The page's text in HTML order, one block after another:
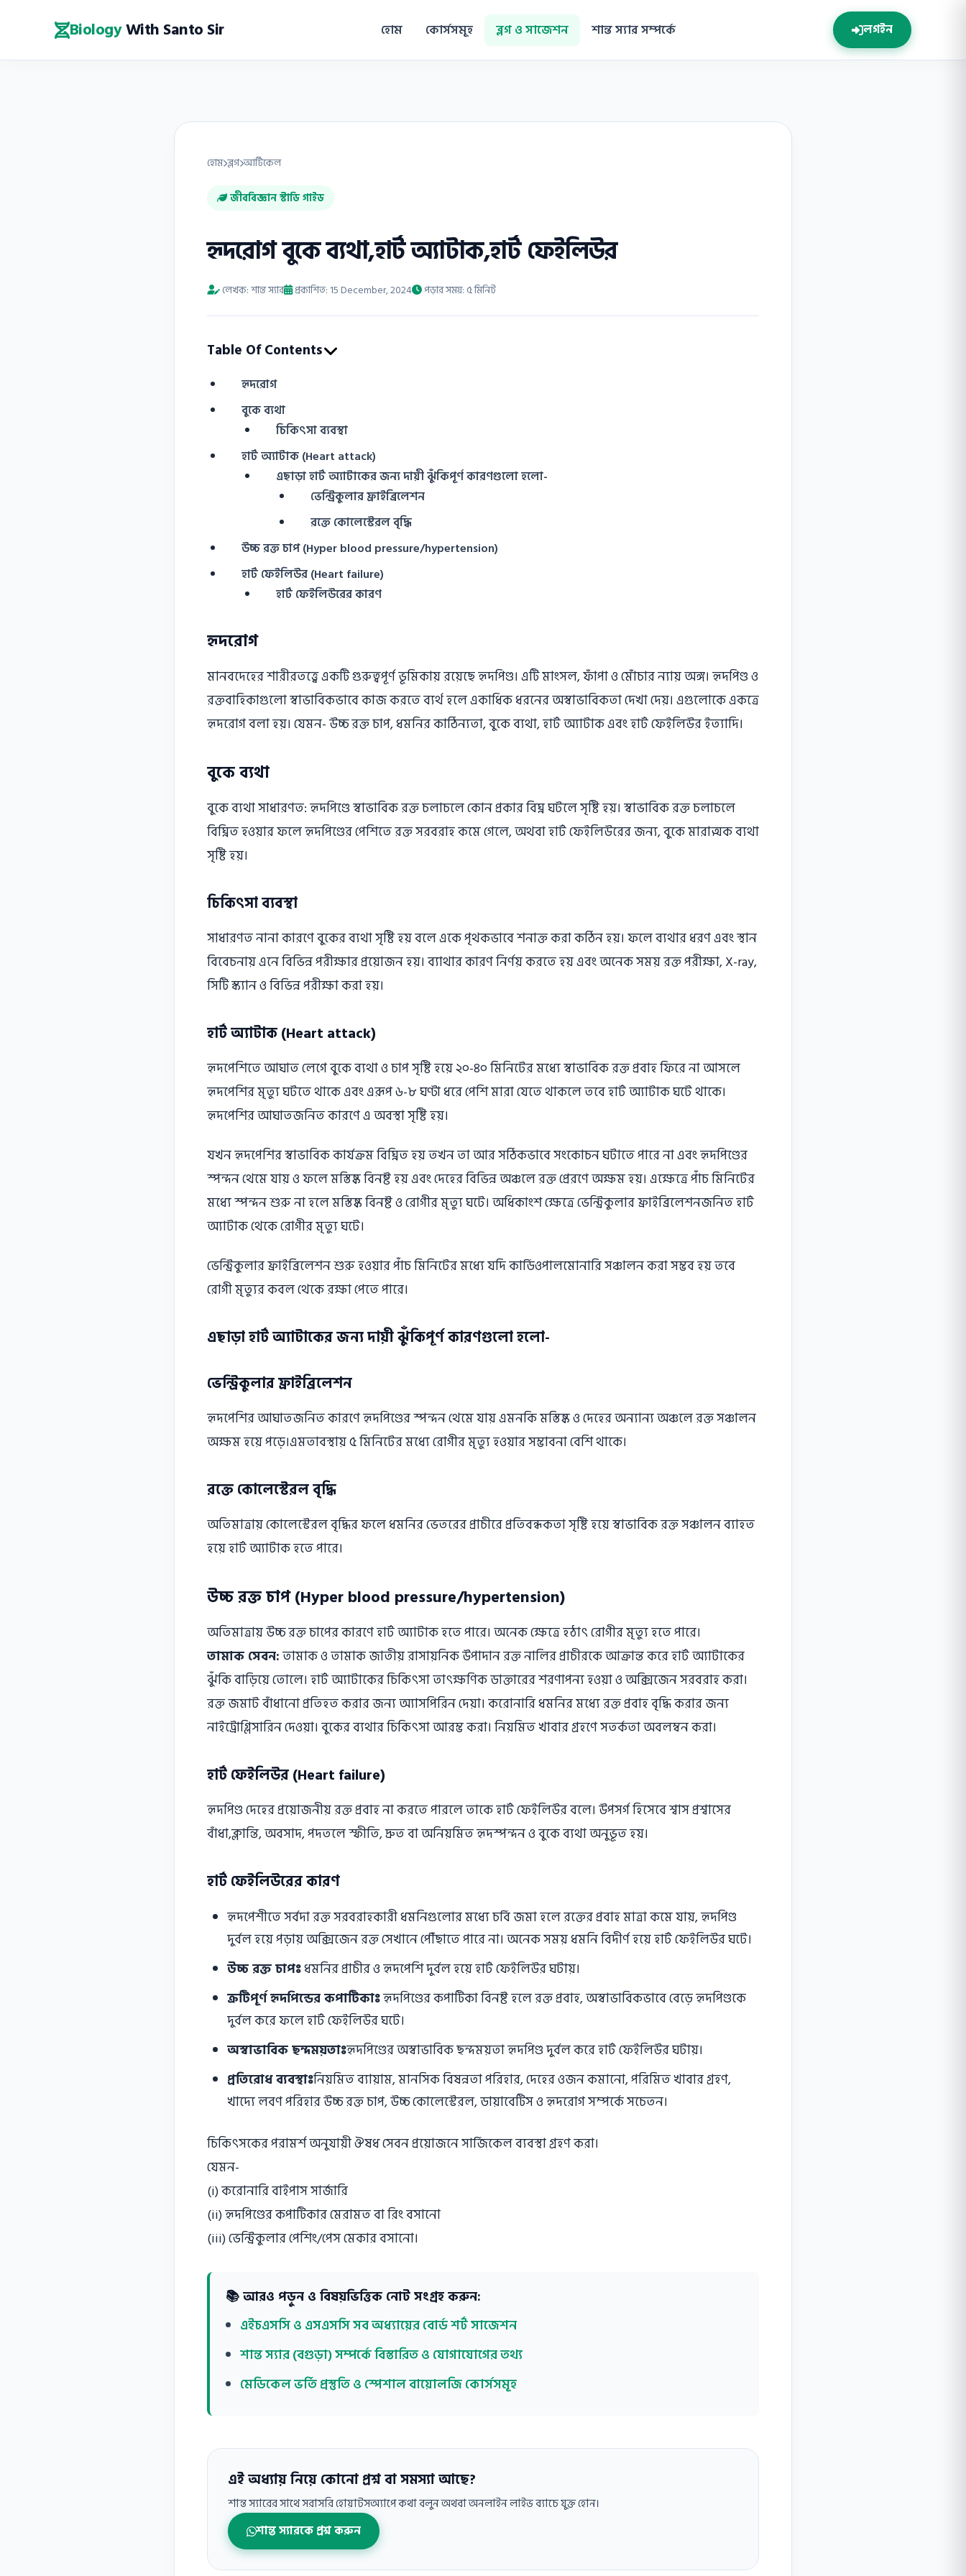
BiologyWith Santo Sir হোম কোর্সসমূহ ব্লগ ও সাজেশন শান্ত স্যার সম্পর্কে লগইন
হোম ব্লগ আর্টিকেল
জীববিজ্ঞান স্টাডি গাইড
হৃদরােগ বুকে ব্যথা,হার্ট অ্যাটাক,হার্ট ফেইলিউর
লেখক: শান্ত স্যার প্রকাশিত: 15 December, 2024 পড়ার সময়: ৫ মিনিট
Table Of Contents
হৃদরােগ
বুকে ব্যথা
চিকিৎসা ব্যবস্থা
হার্ট অ্যাটাক (Heart attack)
এছাড়া হার্ট অ্যাটাকের জন্য দায়ী ঝুঁকিপূর্ণ কারণগুলাে হলাে-
ভেন্ট্রিকুলার ফ্রাইব্রিলেশন
রক্তে কোলেস্টেরল বৃদ্ধি
উচ্চ রক্ত চাপ (Hyper blood pressure/hypertension)
হার্ট ফেইলিউর (Heart failure)
হার্ট ফেইলিউরের কারণ
হৃদরােগ
মানবদেহের শারীরতত্ত্বে একটি গুরুত্বপূর্ণ ভূমিকায় রয়েছে হৃদপিণ্ড। এটি মাংসল, ফাঁপা ও মোঁচার ন্যায় অঙ্গ। হৃদপিণ্ড ও
রক্তবাহিকাগুলাে স্বাভাবিকভাবে কাজ করতে ব্যর্থ হলে একাধিক ধরনের অস্বাভাবিকতা দেখা দেয়। এগুলােকে একত্রে
হৃদরােগ বলা হয়। যেমন- উচ্চ রক্ত চাপ, ধমনির কাঠিন্যতা, বুকে ব্যথা, হার্ট অ্যাটাক এবং হার্ট ফেইলিউর ইত্যাদি।
বুকে ব্যথা
বুকে ব্যথা সাধারণত: হৃদপিণ্ডে স্বাভাবিক রক্ত চলাচলে কোন প্রকার বিঘ্ন ঘটলে সৃষ্টি হয়। স্বাভাবিক রক্ত চলাচলে
বিঘ্নিত হওয়ার ফলে হৃদপিণ্ডের পেশিতে রক্ত সরবরাহ কমে গেলে, অথবা হার্ট ফেইলিউরের জন্য, বুকে মারাত্মক ব্যথা
সৃষ্টি হয়।
চিকিৎসা ব্যবস্থা
সাধারণত নানা কারণে বুকের ব্যথা সৃষ্টি হয় বলে একে পৃথকভাবে শনাক্ত করা কঠিন হয়। ফলে ব্যথার ধরণ এবং স্থান
বিবেচনায় এনে বিভিন্ন পরীক্ষার প্রয়ােজন হয়। ব্যাথার কারণ নির্ণয় করতে হয় এবং অনেক সময় রক্ত পরীক্ষা, X-ray,
সিটি স্ক্যান ও বিভিন্ন পরীক্ষা করা হয়।
হার্ট অ্যাটাক (Heart attack)
হৃদপেশিতে আঘাত লেগে বুকে ব্যথা ও চাপ সৃষ্টি হয়ে ২০-৪০ মিনিটের মধ্যে স্বাভাবিক রক্ত প্রবাহ ফিরে না আসলে
হৃদপেশির মৃত্যু ঘটতে থাকে এবং এরূপ ৬-৮ ঘণ্টা ধরে পেশি মারা যেতে থাকলে তবে হার্ট অ্যাটাক ঘটে থাকে।
হৃদপেশির আঘাতজনিত কারণে এ অবস্থা সৃষ্টি হয়।
যখন হৃদপেশির স্বাভাবিক কার্যক্রম বিঘ্নিত হয় তখন তা আর সঠিকভাবে সংকোচন ঘটাতে পারে না এবং হৃদপিণ্ডের
স্পন্দন থেমে যায় ও ফলে মস্তিষ্ক বিনষ্ট হয় এবং দেহের বিভিন্ন অঞ্চলে রক্ত প্রেরণে অক্ষম হয়। এক্ষেত্রে পাঁচ মিনিটের
মধ্যে স্পন্দন শুরু না হলে মস্তিষ্ক বিনষ্ট ও রােগীর মৃত্যু ঘটে। অধিকাংশ ক্ষেত্রে ভেন্ট্রিকুলার ফ্রাইব্রিলেশনজনিত হার্ট
অ্যাটাক থেকে রােগীর মৃত্যু ঘটে।
ভেন্ট্রিকুলার ফ্রাইব্রিলেশন শুরু হওয়ার পাঁচ মিনিটের মধ্যে যদি কার্ডিওপালমােনারি সঞ্চালন করা সম্ভব হয় তবে
রােগী মৃত্যুর কবল থেকে রক্ষা পেতে পারে।
এছাড়া হার্ট অ্যাটাকের জন্য দায়ী ঝুঁকিপূর্ণ কারণগুলাে হলাে-
ভেন্ট্রিকুলার ফ্রাইব্রিলেশন
হৃদপেশির আঘাতজনিত কারণে হৃদপিণ্ডের স্পন্দন থেমে যায় এমনকি মস্তিষ্ক ও দেহের অন্যান্য অঞ্চলে রক্ত সঞ্চালন
অক্ষম হয়ে পড়ে।এমতাবস্থায় ৫ মিনিটের মধ্যে রােগীর মৃত্যু হওয়ার সম্ভাবনা বেশি থাকে।
রক্তে কোলেস্টেরল বৃদ্ধি
অতিমাত্রায় কোলেস্টেরল বৃদ্ধির ফলে ধমনির ভেতরের প্রাচীরে প্রতিবন্ধকতা সৃষ্টি হয়ে স্বাভাবিক রক্ত সঞ্চালন ব্যাহত
হয়ে হার্ট অ্যাটাক হতে পারে।
উচ্চ রক্ত চাপ (Hyper blood pressure/hypertension)
অতিমাত্রায় উচ্চ রক্ত চাপের কারণে হার্ট অ্যাটাক হতে পারে। অনেক ক্ষেত্রে হঠাৎ রােগীর মৃত্যু হতে পারে।
তামাক সেবন:তামাক ও তামাক জাতীয় রাসায়নিক উপাদান রক্ত নালির প্রাচীরকে আক্রান্ত করে হার্ট অ্যাটাকের
ঝুঁকি বাড়িয়ে তােলে। হার্ট অ্যাটাকের চিকিৎসা তাৎক্ষণিক ডাক্তারের শরণাপন্য হওয়া ও অক্সিজেন সরবরাহ করা।
রক্ত জমাট বাঁধানাে প্রতিহত করার জন্য অ্যাসপিরিন দেয়া। করােনারি ধমনির মধ্যে রক্ত প্রবাহ বৃদ্ধি করার জন্য
নাইট্রোগ্লিসারিন দেওয়া। বুকের ব্যথার চিকিৎসা আরম্ভ করা। নিয়মিত খাবার গ্রহণে সতর্কতা অবলম্বন করা।
হার্ট ফেইলিউর (Heart failure)
হৃদপিণ্ড দেহের প্রয়ােজনীয় রক্ত প্রবাহ না করতে পারলে তাকে হার্ট ফেইলিউর বলে। উপসর্গ হিসেবে শ্বাস প্রশ্বাসের
বাঁধা,ক্লান্তি, অবসাদ, পদতলে স্ফীতি, দ্রুত বা অনিয়মিত হৃদস্পন্দন ও বুকে ব্যথা অনুভূত হয়।
হার্ট ফেইলিউরের কারণ
হৃদপেশীতে সর্বদা রক্ত সরবরাহকারী ধমনিগুলাের মধ্যে চর্বি জমা হলে রক্তের প্রবাহ মাত্রা কমে যায়, হৃদপিণ্ড
দুর্বল হয়ে পড়ায় অক্সিজেন রক্ত সেখানে পৌঁছাতে পারে না। অনেক সময় ধমনি বিদীর্ণ হয়ে হার্ট ফেইলিউর ঘটে।
উচ্চ রক্ত চাপঃধমনির প্রাচীর ও হৃদপেশি দুর্বল হয়ে হার্ট ফেইলিউর ঘটায়।
ক্রটিপূর্ণ হৃদপিন্ডের কপাটিকাঃহৃদপিণ্ডের কপাটিকা বিনষ্ট হলে রক্ত প্রবাহ, অস্বাভাবিকভাবে বেড়ে হৃদপিণ্ডকে
দুর্বল করে ফলে হার্ট ফেইলিউর ঘটে।
অস্বাভাবিক ছন্দময়তাঃহৃদপিণ্ডের অস্বাভাবিক ছন্দময়তা হৃদপিণ্ড দুর্বল করে হার্ট ফেইলিউর ঘটায়।
প্রতিরােধ ব্যবস্থাঃনিয়মিত ব্যায়াম, মানসিক বিষন্নতা পরিহার, দেহের ওজন কমানাে, পরিমিত খাবার গ্রহণ,
খাদ্যে লবণ পরিহার উচ্চ রক্ত চাপ, উচ্চ কোলেস্টেরল, ডায়াবেটিস ও হৃদরােগ সম্পর্কে সচেতন।
চিকিৎসকের পরামর্শ অনুযায়ী ঔষধ সেবন প্রয়ােজনে সার্জিকেল ব্যবস্থা গ্রহণ করা।
যেমন-
(i) করােনারি বাইপাস সার্জারি
(ii) হৃদপিণ্ডের কপাটিকার মেরামত বা রিং বসানাে
(iii) ভেন্ট্রিকুলার পেশিং/পেস মেকার বসানাে।
📚 আরও পড়ুন ও বিষয়ভিত্তিক নোট সংগ্রহ করুন:
এইচএসসি ও এসএসসি সব অধ্যায়ের বোর্ড শর্ট সাজেশন
শান্ত স্যার (বগুড়া) সম্পর্কে বিস্তারিত ও যোগাযোগের তথ্য
মেডিকেল ভর্তি প্রস্তুতি ও স্পেশাল বায়োলজি কোর্সসমূহ
এই অধ্যায় নিয়ে কোনো প্রশ্ন বা সমস্যা আছে?
শান্ত স্যারের সাথে সরাসরি হোয়াটসঅ্যাপে কথা বলুন অথবা অনলাইন লাইভ ব্যাচে যুক্ত হোন।
শান্ত স্যারকে প্রশ্ন করুন